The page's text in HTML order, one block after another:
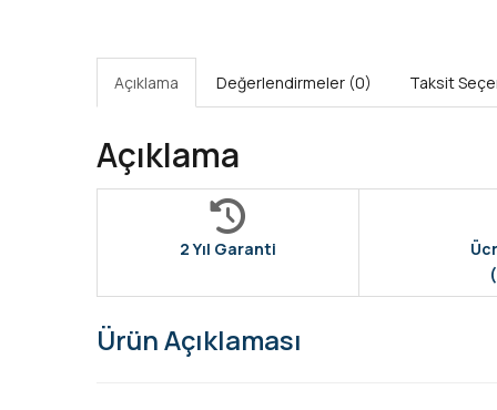
Açıklama Değerlendirmeler (0) Taksit
Açıklama
2 Yıl Garanti
Ürün Açıklaması